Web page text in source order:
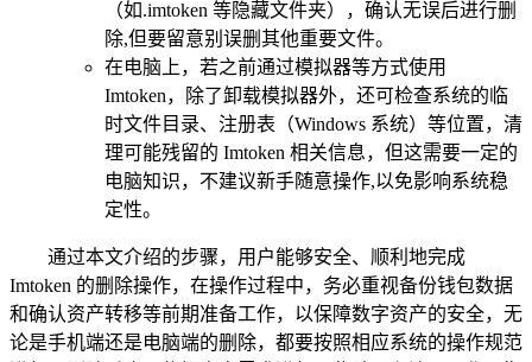
（如.imtoken 等隐藏文件夹），确认无误后进行删
除,但要留意别误删其他重要文件。
在电脑上，若之前通过模拟器等方式使用
Imtoken，除了卸载模拟器外，还可检查系统的临
时文件目录、注册表（Windows 系统）等位置，清
理可能残留的 Imtoken 相关信息，但这需要一定的
电脑知识，不建议新手随意操作,以免影响系统稳
定性。
通过本文介绍的步骤，用户能够安全、顺利地完成
Imtoken 的删除操作，在操作过程中，务必重视备份钱包数据
和确认资产转移等前期准备工作，以保障数字资产的安全，无
论是手机端还是电脑端的删除，都要按照相应系统的操作规范